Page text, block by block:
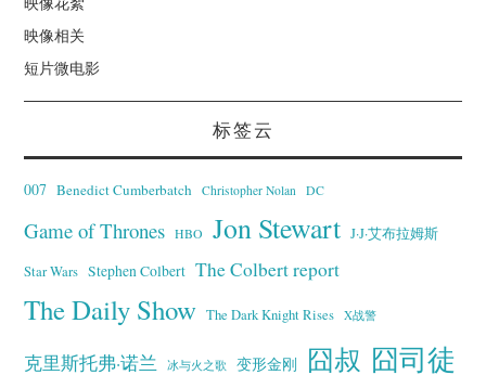
映像相关
短片微电影
标签云
007 Benedict Cumberbatch Christopher Nolan DC
Game of Thrones HBO Jon Stewart J·J·艾布拉姆斯
Star Wars Stephen Colbert The Colbert report
The Daily Show The Dark Knight Rises X战警
克里斯托弗·诺兰 冰与火之歌 变形金刚 囧叔 囧司徒